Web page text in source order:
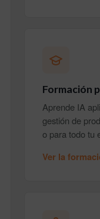
Formación
Aprende IA
gestión de
o para todo tu
Ver la